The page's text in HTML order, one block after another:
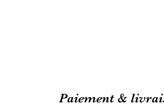
Paiement &